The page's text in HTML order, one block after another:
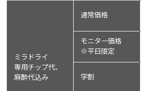
ミラドライ
専用チップ代、
麻酔代込み
通常価格
モニター価格
※平日限定
学割